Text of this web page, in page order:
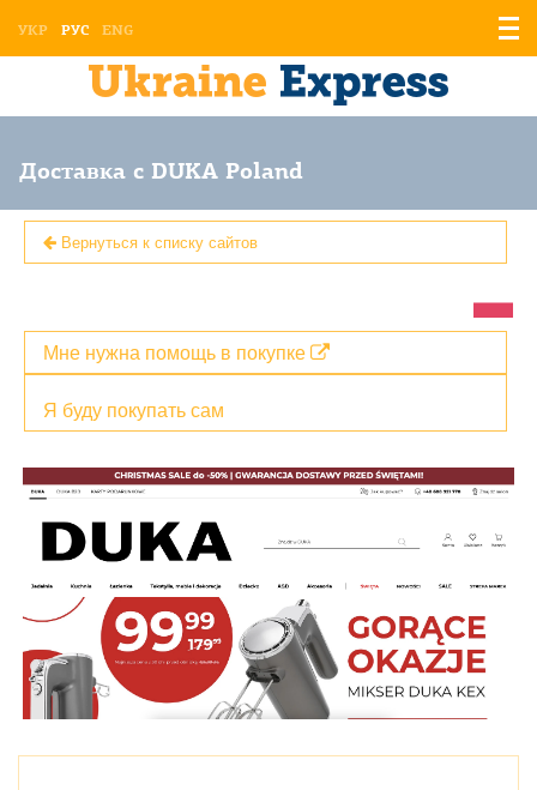
УКР РУС ENG
Доставка с DUKA Poland
Вернуться к списку сайтов
Я буду покупать сам
Мне нужна помощь в покупке